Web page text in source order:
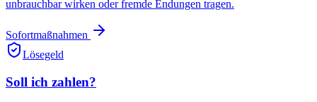
unbrauchbar wirken oder fremde Endungen tragen.
Sofortmaßnahmen
Lösegeld
Soll ich zahlen?